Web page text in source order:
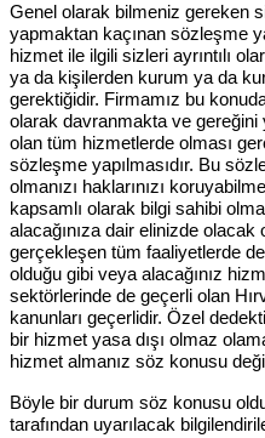
Genel olarak bilmeniz gereken
yapmaktan kaçınan sözleşme
hizmet ile ilgili sizleri ayrıntılı
ya da kişilerden kurum ya da
gerektiğidir. Firmamız bu
olarak davranmakta ve gereğini
olan tüm hizmetlerde olması
sözleşme yapılmasıdır. Bu
olmanızı haklarınızı
kapsamlı olarak bilgi sahibi
alacağınıza dair elinizde
gerçekleşen tüm faaliyetlerde
olduğu gibi veya alacağınız
sektörlerinde de geçerli olan
kanunları geçerlidir. Özel
bir hizmet yasa dışı olmaz
hizmet almanız söz konusu
Böyle bir durum söz konusu
tarafından uyarılacak